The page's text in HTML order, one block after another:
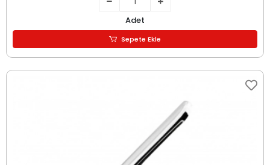
Adet
Sepete Ekle